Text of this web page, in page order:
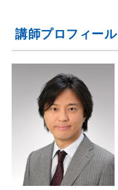
講師プロフィール